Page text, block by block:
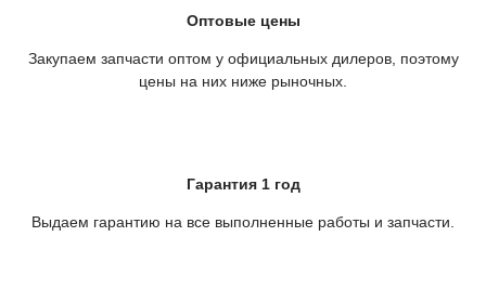
Оптовые цены
Закупаем запчасти оптом у официальных дилеров, поэтому
цены на них ниже рыночных.
Гарантия 1 год
Выдаем гарантию на все выполненные работы и запчасти.